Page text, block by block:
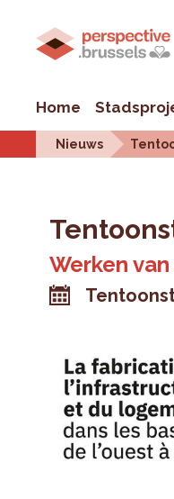
Home
Nieuws
Werken